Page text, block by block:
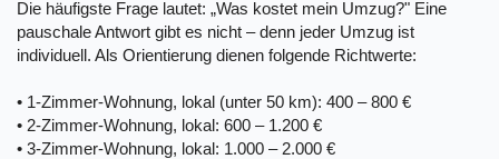
Die häufigste Frage lautet: „Was kostet mein Umzug?" Eine
pauschale Antwort gibt es nicht – denn jeder Umzug ist
individuell. Als Orientierung dienen folgende Richtwerte:
• 1-Zimmer-Wohnung, lokal (unter 50 km): 400 – 800 €
• 2-Zimmer-Wohnung, lokal: 600 – 1.200 €
• 3-Zimmer-Wohnung, lokal: 1.000 – 2.000 €